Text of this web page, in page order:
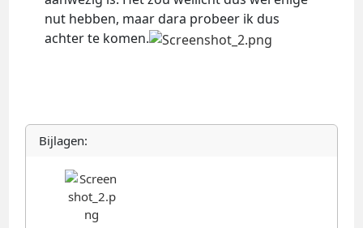
nut hebben, maar dara probeer ik dus
achter te komen.
Bijlagen: